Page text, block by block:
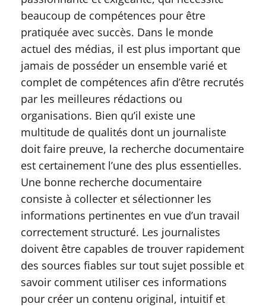
beaucoup de compétences pour être
pratiquée avec succès. Dans le monde
actuel des médias, il est plus important que
jamais de posséder un ensemble varié et
complet de compétences afin d’être recrutés
par les meilleures rédactions ou
organisations. Bien qu’il existe une
multitude de qualités dont un journaliste
doit faire preuve, la recherche documentaire
est certainement l’une des plus essentielles.
Une bonne recherche documentaire
consiste à collecter et sélectionner les
informations pertinentes en vue d’un travail
correctement structuré. Les journalistes
doivent être capables de trouver rapidement
des sources fiables sur tout sujet possible et
savoir comment utiliser ces informations
pour créer un contenu original, intuitif et